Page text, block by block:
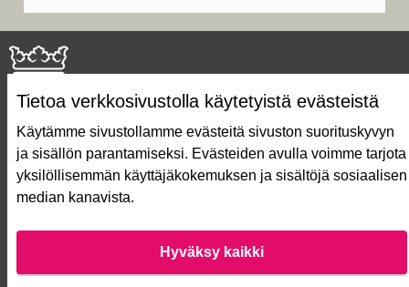
Tietoa verkkosivustolla käytetyistä evästeistä
Käytämme sivustollamme evästeitä sivuston suorituskyvyn
ja sisällön parantamiseksi. Evästeiden avulla voimme tarjota
yksilöllisemmän käyttäjäkokemuksen ja sisältöjä sosiaalisen
median kanavista.
Hyväksy kaikki
Näin äänestät Asukasbudjetissa
Asukasbudjetin vaiheet
Usein kysytyt kysymykset
Saavutettavuusseloste
Lataa avoimet datatiedostot